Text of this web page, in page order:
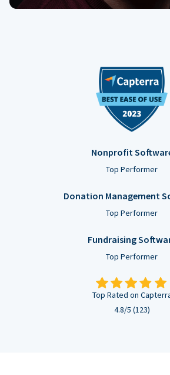
Nonprofit
Top Performer
Donation Management
Top Performer
Fundraising
Top Performer
Top Rated on
4.8/5 (123)